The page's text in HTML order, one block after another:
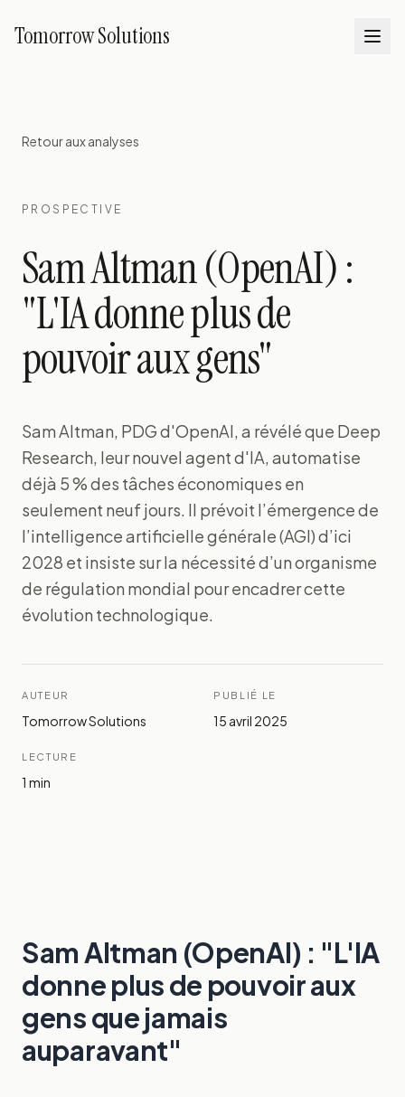
Tomorrow Solutions
Retour aux analyses
PROSPECTIVE
Sam Altman (OpenAI) :
"L'IA donne plus de
pouvoir aux gens"
Sam Altman, PDG d'OpenAI, a révélé que Deep
Research, leur nouvel agent d'IA, automatise
déjà 5 % des tâches économiques en
seulement neuf jours. Il prévoit l’émergence de
l’intelligence artificielle générale (AGI) d’ici
2028 et insiste sur la nécessité d’un organisme
de régulation mondial pour encadrer cette
évolution technologique.
AUTEUR
Tomorrow Solutions
PUBLIÉ LE
15 avril 2025
LECTURE
1 min
Sam Altman (OpenAI) : "L'IA
donne plus de pouvoir aux
gens que jamais
auparavant"